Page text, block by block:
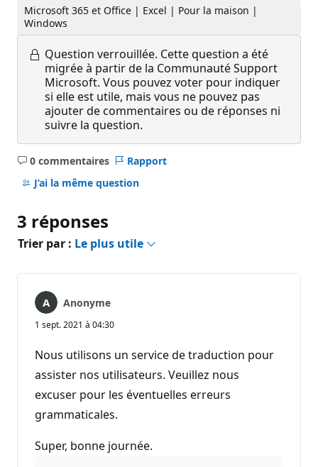
Microsoft 365 et Office | Excel | Pour la maison |
Windows
Question verrouillée. Cette question a été
migrée à partir de la Communauté Support
Microsoft. Vous pouvez voter pour indiquer
si elle est utile, mais vous ne pouvez pas
ajouter de commentaires ou de réponses ni
suivre la question.
0 commentaires
Aucun
commentaire
Rapport
J’ai la même question
3 réponses
Trier par : Le plus utile
Anonyme
1 sept. 2021 à 04:30
Nous utilisons un service de traduction pour
assister nos utilisateurs. Veuillez nous
excuser pour les éventuelles erreurs
grammaticales.
Super, bonne journée.